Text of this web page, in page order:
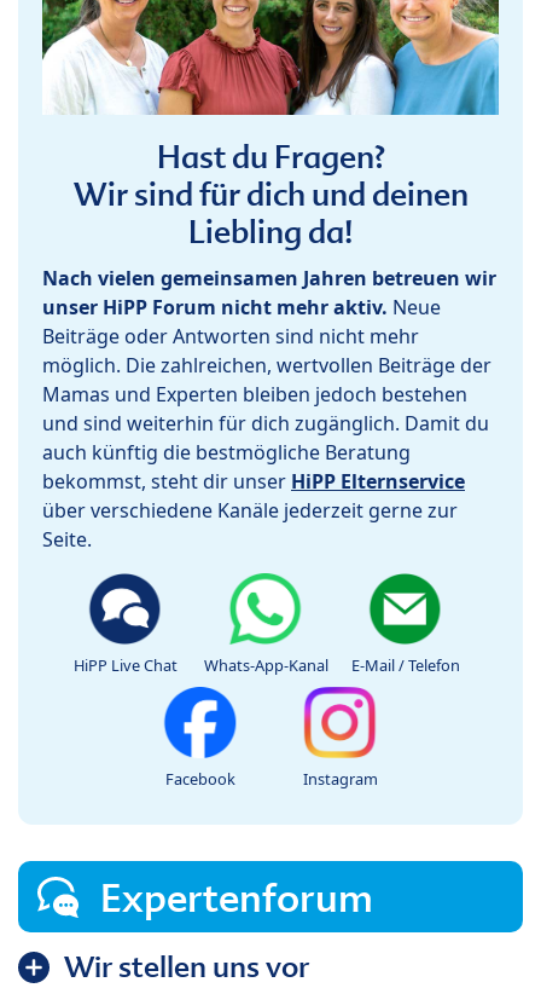
Hast du Fragen?
Wir sind für dich und deinen
Liebling da!
Nach vielen gemeinsamen Jahren betreuen wir
unser HiPP Forum nicht mehr aktiv. Neue
Beiträge oder Antworten sind nicht mehr
möglich. Die zahlreichen, wertvollen Beiträge der
Mamas und Experten bleiben jedoch bestehen
und sind weiterhin für dich zugänglich. Damit du
auch künftig die bestmögliche Beratung
bekommst, steht dir unser HiPP Elternservice
über verschiedene Kanäle jederzeit gerne zur
Seite.
HiPP Live Chat Whats-App-Kanal E-Mail / Telefon
Facebook Instagram
Expertenforum
Wir stellen uns vor